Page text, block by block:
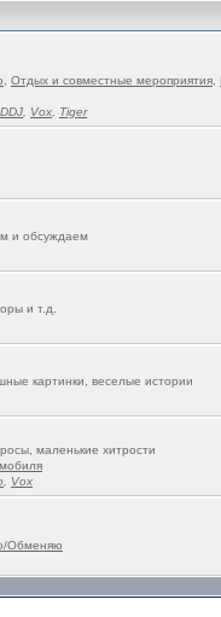
Отдых и совместные мероприятия
Vox Tiger
и обсуждаем
и т.д.
картинки, веселые истории
маленькие хитрости
Vox
Обменяю